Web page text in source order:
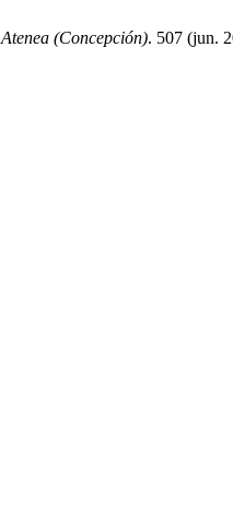
Atenea (Concepción). 507 (jun.